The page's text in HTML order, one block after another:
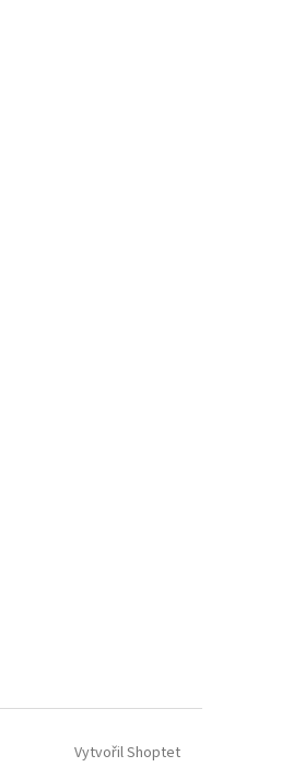
Vytvořil Shoptet